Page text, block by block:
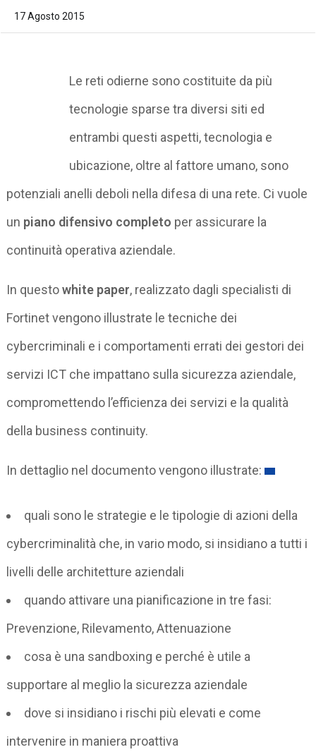
17 Agosto 2015
Le reti odierne sono costituite da più
tecnologie sparse tra diversi siti ed
entrambi questi aspetti, tecnologia e
ubicazione, oltre al fattore umano, sono
potenziali anelli deboli nella difesa di una rete. Ci vuole
un piano difensivo completo per assicurare la
continuità operativa aziendale.
In questowhite paper, realizzato dagli specialisti di
Fortinet vengono illustrate le tecniche dei
cybercriminali e i comportamenti errati dei gestori dei
servizi ICT che impattano sulla sicurezza aziendale,
compromettendo l’efficienza dei servizi e la qualità
della business continuity.
In dettaglio nel documento vengono illustrate:
quali sono le strategie e le tipologie di azioni della
cybercriminalità che, in vario modo, si insidiano a tutti i
livelli delle architetture aziendali
quando attivare una pianificazione in tre fasi:
Prevenzione, Rilevamento, Attenuazione
cosa è una sandboxing e perché è utile a
supportare al meglio la sicurezza aziendale
dove si insidiano i rischi più elevati e come
intervenire in maniera proattiva